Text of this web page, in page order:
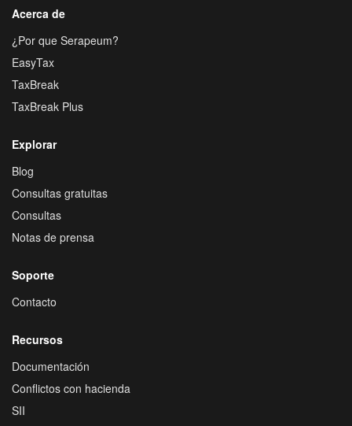
Acerca de
¿Por que Serapeum?
EasyTax
TaxBreak
TaxBreak Plus
Explorar
Blog
Consultas gratuitas
Consultas
Notas de prensa
Soporte
Contacto
Recursos
Documentación
Conflictos con hacienda
SII